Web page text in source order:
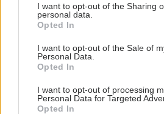
not limited to your visit or usage
grant or deny consent to Google and
use your data for below specified
consent section.
I want to opt-out of the Sharing
personal data.
Opted In
I want to opt-out of the Sale of
Personal Data.
Opted In
I want to opt-out of processing
Personal Data for Targeted
Opted In